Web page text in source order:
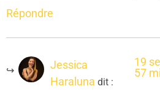
Répondre
Jessica
Haraluna dit :
19
57